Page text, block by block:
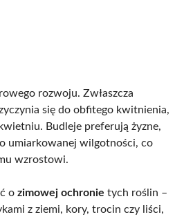
rozwoju. Zwłaszcza
się do obfitego kwitnienia,
Budleje preferują żyzne,
umiarkowanej wilgotności, co
wzrostowi.
o zimowej ochronie tych roślin –
z ziemi, kory, trocin czy liści,